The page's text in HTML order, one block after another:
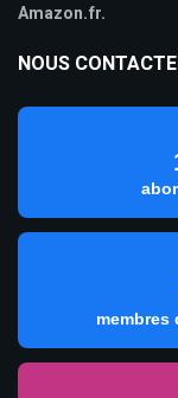
Amazon.fr.
NOUS
membres